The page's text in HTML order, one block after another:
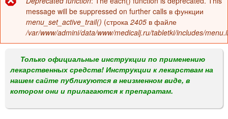
в
о
м
е
н
Сообщение
об
ошибке
message will be suppressed on further calls в функции
menu_set_active_trail() (строка 2405 в файле
/var/www/admini/data/www/medicalj.ru/tabletki/includes/
Только официальные инструкции по применению
лекарственных средств! Инструкции к лекарствам на
нашем сайте публикуются в неизменном виде, в
котором они и прилагаются к препаратам.